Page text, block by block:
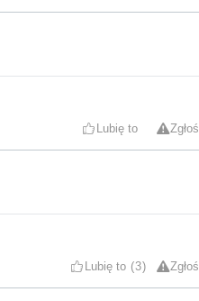
Lubię to Zgłoś
Lubię to 3 Zgłoś